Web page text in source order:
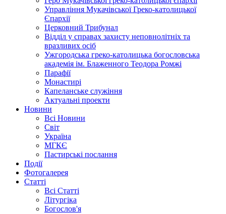
Управління Мукачівської Греко-католицької
Єпархії
Церковний Трибунал
Відділ у справах захисту неповнолітніх та
вразливих осіб
Ужгородська греко-католицька богословська
академія ім. Блаженного Теодора Ромжі
Парафії
Монастирі
Капеланське служіння
Актуальні проекти
Новини
Всі Новини
Світ
Україна
МГКЄ
Пастирські послання
Події
Фотогалерея
Статті
Всі Статті
Літургіка
Богослов'я